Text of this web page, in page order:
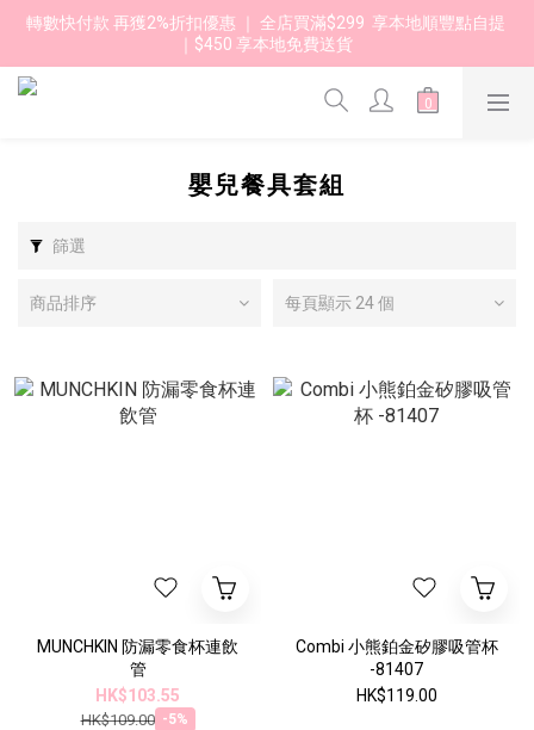
轉數快付款 再獲2%折扣優惠 ｜ 全店買滿$299  享本地順豐點自提
｜$450 享本地免費送貨
嬰兒餐具套組
篩選
商品排序 每頁顯示 24 個
MUNCHKIN 防漏零食杯連飲
管
HK$103.55
HK$109.00 -5%
Combi 小熊鉑金矽膠吸管杯
-81407
HK$119.00